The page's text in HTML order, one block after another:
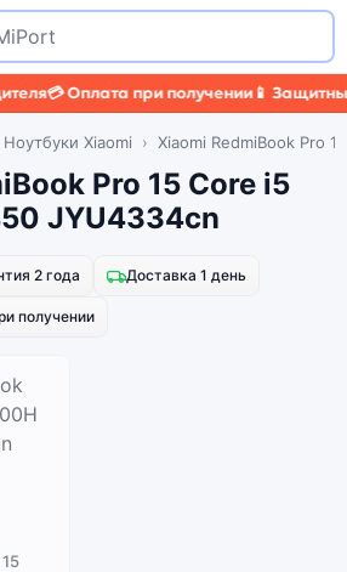
💳 Оплата при получении📱 Защитный
Ноутбуки Xiaomi Xiaomi RedmiBook Pro
Pro 15 Core i5
JYU4334cn
2 года Доставка 1 день
получении